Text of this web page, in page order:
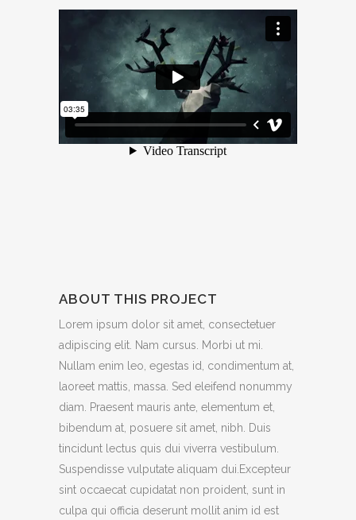
ABOUT THIS PROJECT
Lorem ipsum dolor sit amet, consectetuer
adipiscing elit. Nam cursus. Morbi ut mi.
Nullam enim leo, egestas id, condimentum at,
laoreet mattis, massa. Sed eleifend nonummy
diam. Praesent mauris ante, elementum et,
bibendum at, posuere sit amet, nibh. Duis
tincidunt lectus quis dui viverra vestibulum.
Suspendisse vulputate aliquam dui.Excepteur
sint occaecat cupidatat non proident, sunt in
culpa qui officia deserunt mollit anim id est